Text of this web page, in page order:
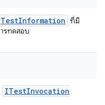
TestInformation ที่มี
รทดสอบ
ITestInvocation